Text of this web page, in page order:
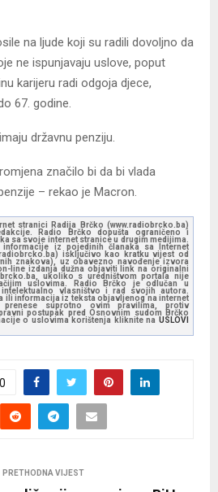
na ljude koji su radili dovoljno da
ne ispunjavaju uslove, poput
karijeru radi odgoja djece,
67. godine.
državnu penziju.
značilo bi da bi vlada
– rekao je Macron.
stranici Radija Brčko (www.radiobrcko.ba)
Radio Brčko dopušta ograničeno i
sa svoje internet stranice u drugim medijima.
iz pojedinih članaka sa Internet
isključivo kao kratku vijest od
znakova), uz obavezno navođenje izvora
line izdanja dužna objaviti link na originalni
ukoliko s uredništvom portala nije
uslovima. Radio Brčko je odlučan u
vlasništvo i rad svojih autora.
ili informacija iz teksta objavljenog na internet
prenese suprotno ovim pravilima, protiv
postupak pred Osnovnim sudom Brčko
o uslovima korištenja kliknite na USLOVI
0
PRETHODNA VIJEST